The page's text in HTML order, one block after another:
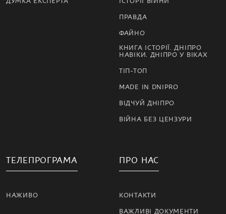
ПРАВДА
ФАЙНО
КНИГА ІСТОРІЇ. ДНІПРО
НАВІКИ. ДНІПРО У ВІКАХ
ТІП-ТОП
MADE IN DNIPRO
ВІДЧУЙ ДНІПРО
ВІЙНА БЕЗ ЦЕНЗУРИ
ТЕЛЕПРОГРАМА
НАЖИВО
ПРО НАС
КОНТАКТИ
ВАЖЛИВІ ДОКУМЕНТИ